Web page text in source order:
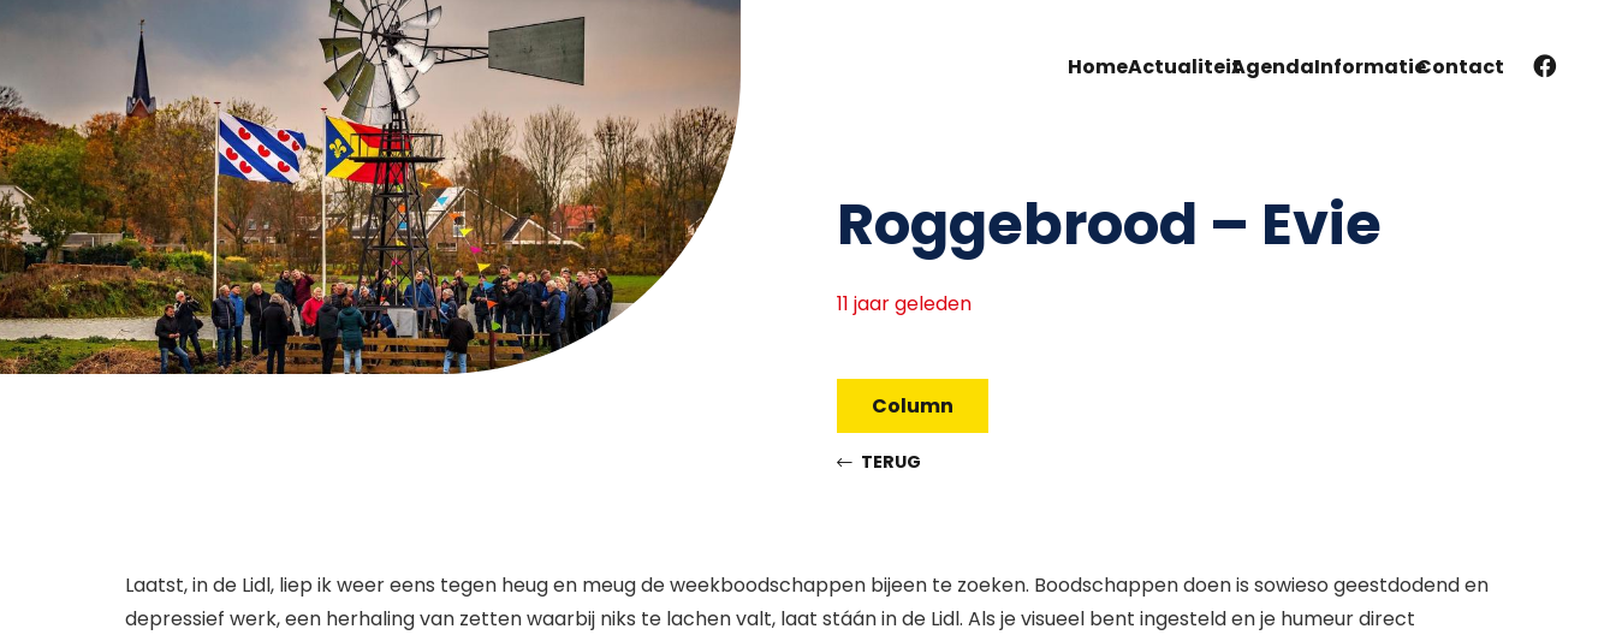
HomeActualiteitAgendaInformatieContact
Roggebrood – Evie
11 jaar geleden
Column
TERUG
Laatst, in de Lidl, liep ik weer eens tegen heug en meug de weekboodschappen bijeen te zoeken. Boodschappen doen is sowieso geestdodend en
depressief werk, een herhaling van zetten waarbij niks te lachen valt, laat stáán in de Lidl. Als je visueel bent ingesteld en je humeur direct